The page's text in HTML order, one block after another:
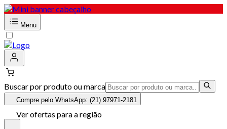
Menu
Buscar por produto ou marca
Compre pelo WhatsApp: (21) 97971-2181
Ver ofertas para a região